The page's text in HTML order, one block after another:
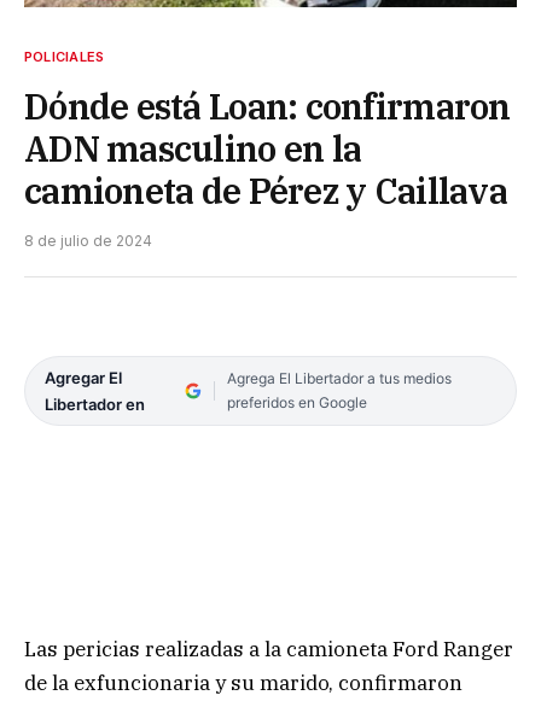
POLICIALES
Dónde está Loan: confirmaron
ADN masculino en la
camioneta de Pérez y Caillava
8 de julio de 2024
Agregar El
Libertador en
Agrega El Libertador a tus medios
preferidos en Google
Las pericias realizadas a la camioneta Ford Ranger
de la exfuncionaria y su marido, confirmaron